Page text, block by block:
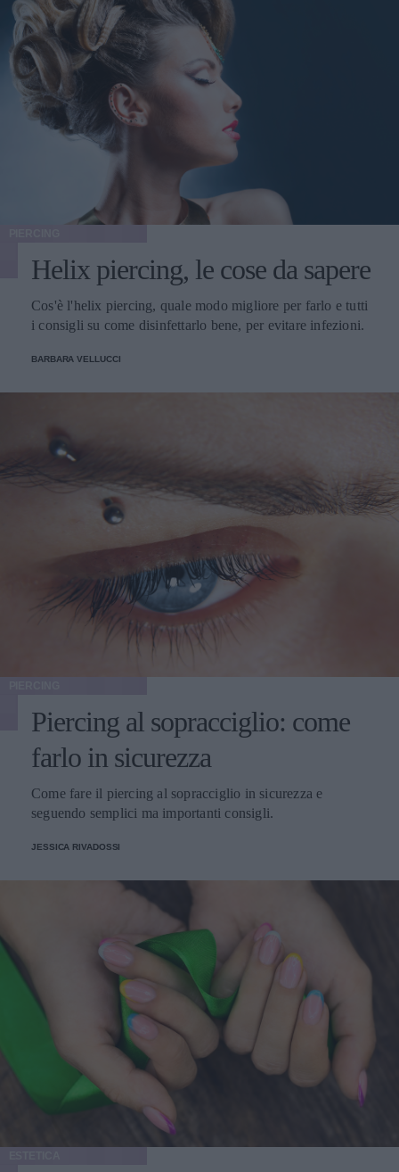
Helix piercing, le cose da sapere
Cos'è l'helix piercing, quale modo migliore per farlo e tutti
i consigli su come disinfettarlo bene, per evitare infezioni.
BARBARA VELLUCCI
Piercing al sopracciglio: come
farlo in sicurezza
Come fare il piercing al sopracciglio in sicurezza e
seguendo semplici ma importanti consigli.
JESSICA RIVADOSSI